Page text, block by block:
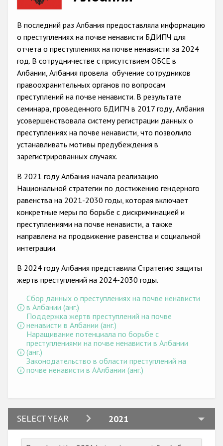
Anti-Roma hate crime
Anti-Semitic hate crime
Anti-Muslim hate crime
Anti-Christian hate crime
Other hate crime based on religion or belief
Gender-based hate crime
Anti-LGBTI hate crime
Disability hate crime
Организации гражданского общества
Государства-участники
В последний раз Албания предоставляла информацию
о преступлениях на почве ненависти БДИПЧ для
отчета о преступлениях на почве ненависти за 2024
год. В сотрудничестве с присутствием ОБСЕ в
Албании, Албания провела обучение сотрудников
правоохранительных органов по вопросам
преступлений на почве ненависти. В результате
семинара, проведенного БДИПЧ в 2017 году, Албания
усовершенствовала систему регистрации данных о
преступлениях на почве ненависти, что позволило
устанавливать мотивы предубеждения в
зарегистрированных случаях.
В 2021 году Албания начала реализацию
Национальной стратегии по достижению гендерного
равенства на 2021-2030 годы, которая включает
конкретные меры по борьбе с дискриминацией и
преступлениями на почве ненависти, а также
направлена на продвижение равенства и социальной
интеграции.
В 2024 году Албания представила Стратегию защиты
жертв преступлений на 2024-2030 годы.
Сбор данных о преступлениях на почве ненависти
в Албании (анг.)
Поддержка жертв преступлений на почве
ненависти в Албании (анг.)
Наращивание потенциала по борьбе с
преступлениями на почве ненависти в Албании
(анг.)
Законодательство в области преступлений на
почве ненависти в ААлбании (анг.)
SELECT YEAR 2021
2024